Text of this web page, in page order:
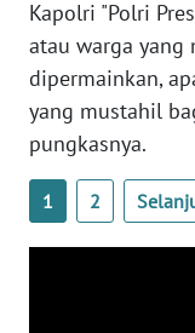
Kapolri "Polri
atau warga yang
dipermainkan,
yang mustahil
pungkasnya.
1 2
NUSANTARA
WN
JOGJA
WN
JATIM
WN